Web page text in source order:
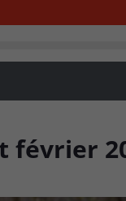
février